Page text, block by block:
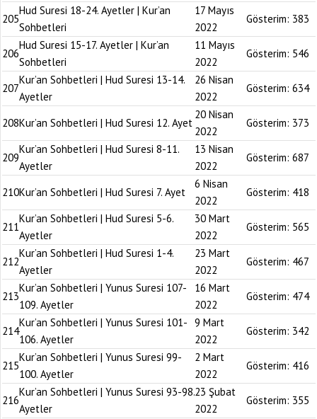
205
Hud Suresi 18-24. Ayetler | Kur’an
Sohbetleri
17 Mayıs
2022
Gösterim: 383
206
Hud Suresi 15-17. Ayetler | Kur’an
Sohbetleri
11 Mayıs
2022
Gösterim: 546
207
Kur’an Sohbetleri | Hud Suresi 13-14.
Ayetler
26 Nisan
2022
Gösterim: 634
208Kur’an Sohbetleri | Hud Suresi 12. Ayet
20 Nisan
2022
Gösterim: 373
209
Kur’an Sohbetleri | Hud Suresi 8-11.
Ayetler
13 Nisan
2022
Gösterim: 687
210Kur’an Sohbetleri | Hud Suresi 7. Ayet
6 Nisan
2022
Gösterim: 418
211
Kur’an Sohbetleri | Hud Suresi 5-6.
Ayetler
30 Mart
2022
Gösterim: 565
212
Kur’an Sohbetleri | Hud Suresi 1-4.
Ayetler
23 Mart
2022
Gösterim: 467
213
Kur’an Sohbetleri | Yunus Suresi 107-
109. Ayetler
16 Mart
2022
Gösterim: 474
214
Kur’an Sohbetleri | Yunus Suresi 101-
106. Ayetler
9 Mart
2022
Gösterim: 342
215
Kur’an Sohbetleri | Yunus Suresi 99-
100. Ayetler
2 Mart
2022
Gösterim: 416
216
Kur’an Sohbetleri | Yunus Suresi 93-98.
Ayetler
23 Şubat
2022
Gösterim: 355